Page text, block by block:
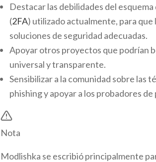
Destacar las debilidades del
(2FA) utilizado actualmente, para
soluciones de seguridad adecuadas.
Apoyar otros proyectos que podrían
universal y transparente.
Sensibilizar a la comunidad sobre las
phishing y apoyar a los probadores
Nota
Modlishka se escribió principalmente